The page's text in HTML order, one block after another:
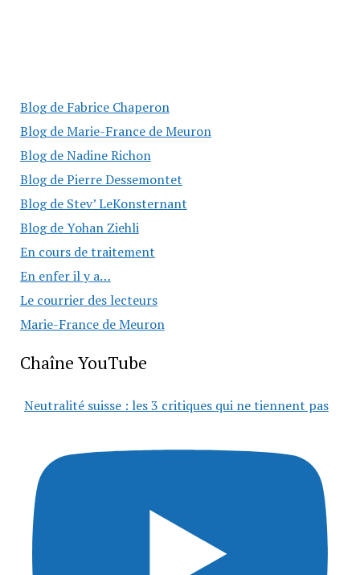
Blog de Fabrice Chaperon
Blog de Marie-France de Meuron
Blog de Nadine Richon
Blog de Pierre Dessemontet
Blog de Stev’ LeKonsternant
Blog de Yohan Ziehli
En cours de traitement
En enfer il y a…
Le courrier des lecteurs
Marie-France de Meuron
Chaîne YouTube
Neutralité suisse : les 3 critiques qui ne tiennent pas